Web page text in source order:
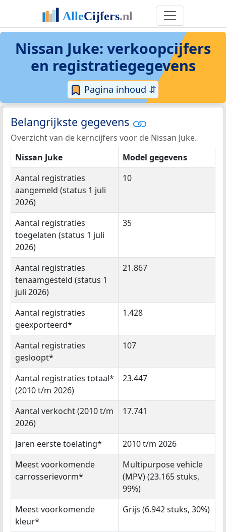
Nissan Juke: verkoopcijfers
en registratiegegevens
Pagina inhoud ⇵
Belangrijkste gegevens
Overzicht van de kerncijfers voor de Nissan Juke.
Nissan Juke
Model gegevens
Aantal registraties
aangemeld (status 1 juli
2026)
10
Aantal registraties
toegelaten (status 1 juli
2026)
35
Aantal registraties
tenaamgesteld (status 1
juli 2026)
21.867
Aantal registraties
geëxporteerd*
1.428
Aantal registraties
gesloopt*
107
Aantal registraties totaal*
(2010 t/m 2026)
23.447
Aantal verkocht (2010 t/m
2026)
17.741
Jaren eerste toelating*
2010 t/m 2026
Meest voorkomende
carrosserievorm*
Multipurpose vehicle
(MPV) (23.165 stuks,
99%)
Meest voorkomende
kleur*
Grijs (6.942 stuks, 30%)